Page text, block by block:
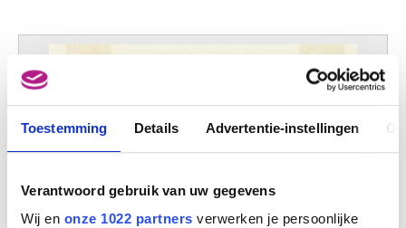
Toestemming Details Advertentie-instellingen
Verantwoord gebruik van uw gegevens
Wij en onze 1022 partners verwerken je persoonlijke